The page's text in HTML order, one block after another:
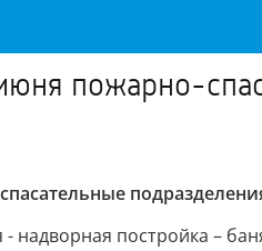
пожарно-
надворная постройка –